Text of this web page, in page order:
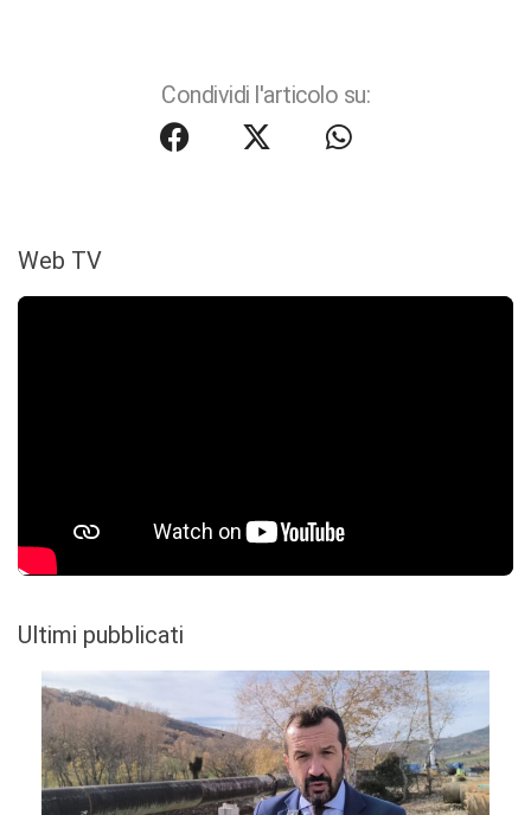
Condividi l'articolo su:
Web TV
Ultimi pubblicati